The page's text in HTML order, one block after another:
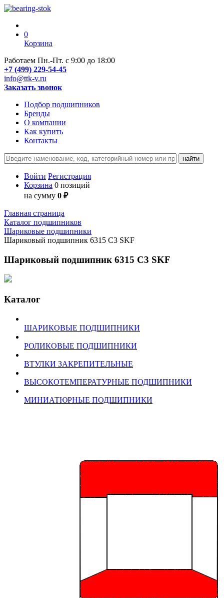
0
Корзина
Работаем Пн.-Пт. с 9:00 до 18:00
+7 (499) 229-54-45
info@ttk-v.ru
Заказать звонок
Подбор подшипников
Бренды
О компании
Как купить
Контакты
Войти Регистрация
Корзина 0 позиций
на сумму 0 ₽
Главная страница
Каталог подшипников
Шариковые подшипники
Шариковый подшипник 6315 C3 SKF
Шариковый подшипник 6315 C3 SKF
Каталог
ШАРИКОВЫЕ ПОДШИПНИКИ
РОЛИКОВЫЕ ПОДШИПНИКИ
ВТУЛКИ ЗАКРЕПИТЕЛЬНЫЕ
ВЫСОКОТЕМПЕРАТУРНЫЕ ПОДШИПНИКИ
МИНИАТЮРНЫЕ ПОДШИПНИКИ